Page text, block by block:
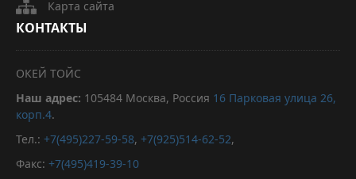
Карта сайта
КОНТАКТЫ
ОКЕЙ ТОЙС
Наш адрес: 105484 Москва, Россия 16 Парковая улица 26,
корп.4.
Тел.: +7(495)227-59-58, +7(925)514-62-52,
Факс: +7(495)419-39-10